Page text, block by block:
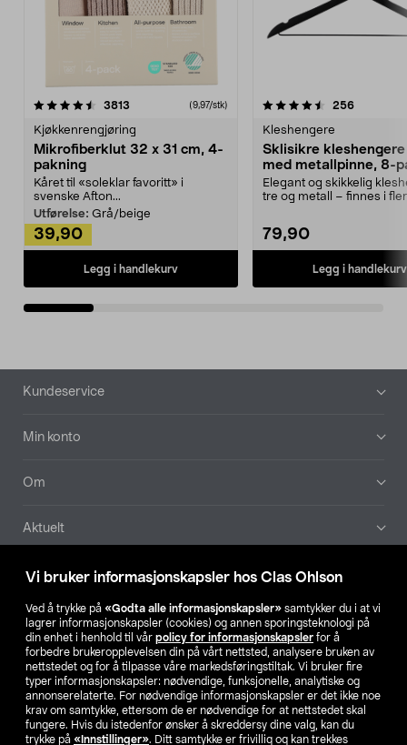
Vi bruker informasjonskapsler hos Clas Ohlson
Ved å trykke på «Godta alle informasjonskapsler» samtykker du i at vi
lagrer informasjonskapsler (cookies) og annen sporingsteknologi på
din enhet i henhold til vår policy for informasjonskapsler for å
forbedre brukeropplevelsen din på vårt nettsted, analysere bruken av
nettstedet og for å tilpasse våre markedsføringstiltak. Vi bruker fire
typer informasjonskapsler: nødvendige, funksjonelle, analytiske og
annonserelaterte. For nødvendige informasjonskapsler er det ikke noe
krav om samtykke, ettersom de er nødvendige for at nettstedet skal
fungere. Hvis du istedenfor ønsker å skreddersy dine valg, kan du
trykke på «Innstillinger». Ditt samtykke er frivillig og kan trekkes
3813 anmeldelser(9,97/stk)
Kjøkkenrengjøring
Mikrofiberklut 32 x 31 cm, 4-
pakning
Kåret til «soleklar favoritt» i
svenske Afton...
Utførelse: Grå/beige
39,90
Legg i handlekurv
4.5av 5 stjerner 256
Kleshengere
Sklisikre
med metallpinne, 8-
Elegant og skikkelig
tre og metall – finnes i
79,90
Legg i handlekurv
4.5av 5 stjerner
Bunntekst
Kundeservice
Min konto
Om
Aktuelt
Våre selskaper
Finn din butikk
SE NO FI